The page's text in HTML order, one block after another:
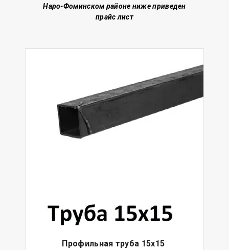
Наро-Фоминском районе ниже приведен
прайс лист
Профильная труба 15х15